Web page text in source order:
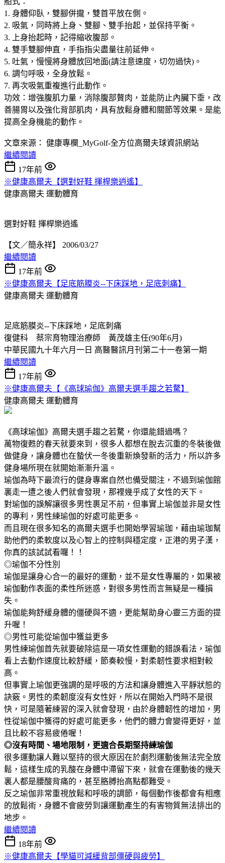
1. 身體仰臥，雙腳併攏，雙首平放在側。
2. 吸氣，同時將上身、雙腳、雙手抬起，並保持平衡。
3. 上身抬起時，記得縮收腹部。
4. 雙手雙腳伸直，手指指尖盡量往前延伸。
5. 吐氣，慢慢將身體放回地面(請注意速度，切勿過快)。
6. 調勻呼吸，全身放鬆。
7. 再次吸氣重複進行此動作。
功效：增強腹肌力量，消除腹部贅肉，並能防止內臟下垂，改
善腸胃以及強化背部肌肉，具有放鬆身體和關節等效果。是能
提高全身機能的動作。
文章來源： 健康專欄_MyGolf-全方位高爾夫球資訊網站
繼續閱讀
17年前
※健康高爾夫【選對好鞋 揮桿樂逍遙】
健康高爾夫 運動體育
選對好鞋 揮桿樂逍遙
【文／簡永祥】 2006/03/27
繼續閱讀
17年前
※健康高爾夫【足底筋膜炎--下床踩地，足底刺痛】
健康高爾夫 運動體育
足底筋膜炎--下床踩地，足底刺痛
復健科 蔡宗育物理治療師 黃茂雄主任(90年6月)
中華民國九十年六月一日 高醫醫訊月刊第二十一卷第一期
繼續閱讀
17年前
※健康高爾夫【《高球瑜伽》高爾夫選手趨之若騖】
健康高爾夫 運動體育
《高球瑜伽》高爾夫選手趨之若騖，你還能錯過嗎？
萬物復甦的春天就要來到，很多人都想在脫去沉重的冬裝後做
做健身，讓身體也在蟄伏一冬後重新煥發新的活力，所以許多
健身場所現在就開始漸漸升溫。
瑜伽為時下最流行的健身專案自然也備受關注，不過到瑜伽館
裏走一遭之後人們就會發現，那裡幾乎成了女性的天下。
對瑜伽的誤解讓很多男性裹足不前，但事實上瑜伽並非是女性
的專利，男性練瑜伽的好處可能更多。
而且現在很多知名的高爾夫選手也開始學習瑜珈，藉由瑜珈幫
助他們的柔軟度以及心智上的控制與穩定度，正港的男子漢，
你真的該試試看囉！！
◎瑜伽不分性別
瑜伽是讓身心合一的最好的運動，並不是女性專屬的，如果被
瑜伽動作表面的柔性所迷惑，對很多男性而言無疑是一種損
失。
瑜伽能夠舒緩身體的僵硬與不適，更能幫助身心靈三方面的提
升喔！
◎男性可能從瑜伽中獲益更多
男性練瑜伽首先就要破除這是一項女性運動的錯誤看法，瑜伽
看上去動作速度比較舒緩，節奏較慢，對柔韌性要求相對較
高。
但事實上瑜伽更強調的是呼吸的方法和讓身體進入平靜狀態的
訣竅。男性的柔韌度沒有女性好，所以在開始入門時不是很
快，可是隨著練習的深入就會發現，由於身體韌性的增加，男
性從瑜伽中獲得的好處可能更多，他們的體力會變得更好，並
且比較不容易疲倦喔！
◎沒有時間、場地限制，更適合長期堅持練瑜伽
很多運動讓人難以堅持的很大原因在於劇烈運動後無法完全放
鬆，這樣生成的乳酸在身體中滯留下來，就會在運動後的幾天
裏人都是腰酸背痛的，甚至胳膊抬高點都難受。
反之瑜伽非常重視放鬆和呼吸的調節，每個動作後都會有相應
的放鬆術，身體不會疲勞到讓運動產生的有害物質無法排出的
地步。
繼續閱讀
18年前
※健康高爾夫【學貓可減緩背部僵硬與疲勞】